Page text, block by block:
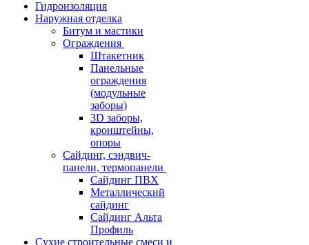
Гидроизоляция
Наружная отделка
Битум и мастики
Ограждения
Штакетник
Панельные
ограждения
(модульные
заборы)
3D заборы,
кронштейны,
опоры
Cайдинг, сэндвич-
панели, термопанели
Сайдинг ПВХ
Металлический
сайдинг
Сайдинг Альта
Профиль
Сухие строительные смеси и